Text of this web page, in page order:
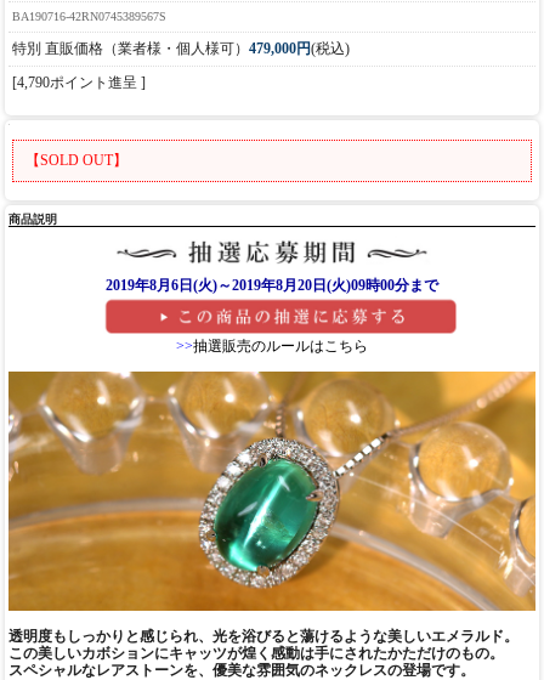
BA190716-42RN0745389567S
特別 直販価格（業者様・個人様可） 479,000円(税込)
[4,790ポイント進呈 ]
【SOLD OUT】
商品説明
2019年8月6日(火)～2019年8月20日(火)09時00分まで
>>抽選販売のルールはこちら
透明度もしっかりと感じられ、光を浴びると蕩けるような美しいエメラルド。
この美しいカボションにキャッツが煌く感動は手にされたかただけのもの。
スペシャルなレアストーンを、優美な雰囲気のネックレスの登場です。